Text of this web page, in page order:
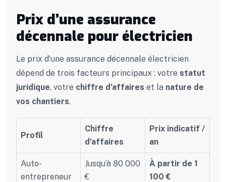
Prix d’une assurance
décennale pour électricien
Le prix d’une assurance décennale électricien
dépend de trois facteurs principaux : votre statut
juridique, votre chiffre d’affaires et la nature de
vos chantiers.
Profil
Chiffre
d’affaires
Prix indicatif /
an
Auto-
entrepreneur
Jusqu’à 80 000
€
À partir de 1
100 €